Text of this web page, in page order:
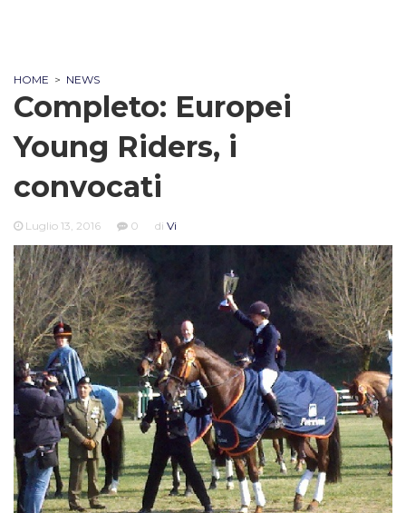
HOME > NEWS
Completo: Europei
Young Riders, i
convocati
Luglio 13, 2016 0 di Vi